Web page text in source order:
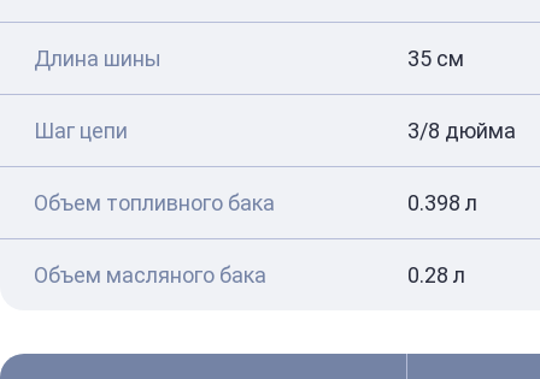
Длина шины 35 см
Шаг цепи 3/8 дюйма
Объем топливного бака 0.398 л
Объем масляного бака 0.28 л